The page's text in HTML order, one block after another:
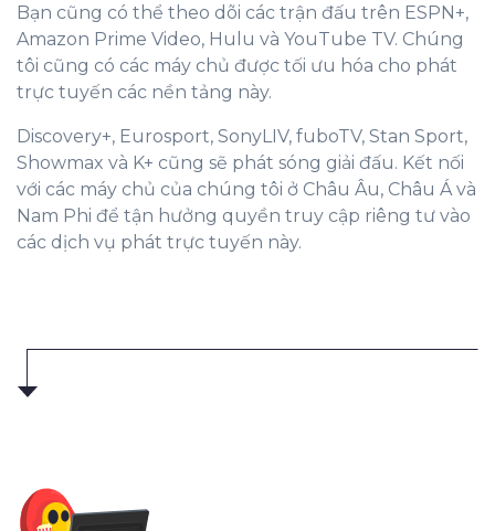
Bạn cũng có thể theo dõi các trận đấu trên ESPN+,
Amazon Prime Video, Hulu và YouTube TV. Chúng
tôi cũng có các máy chủ được tối ưu hóa cho phát
trực tuyến các nền tảng này.
Discovery+, Eurosport, SonyLIV, fuboTV, Stan Sport,
Showmax và K+ cũng sẽ phát sóng giải đấu. Kết nối
với các máy chủ của chúng tôi ở Châu Âu, Châu Á và
Nam Phi để tận hưởng quyền truy cập riêng tư vào
các dịch vụ phát trực tuyến này.